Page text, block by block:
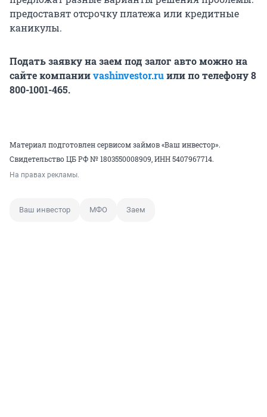
предоставят отсрочку платежа или кредитные
каникулы.
Подать заявку на заем под залог авто можно на
сайте компанииvashinvestor.ruили по телефону 8
800-1001-465.
Материал подготовлен сервисом займов «Ваш инвестор».
Свидетельство ЦБ РФ № 1803550008909, ИНН 5407967714.
На правах рекламы.
Ваш инвестор МФО Заем